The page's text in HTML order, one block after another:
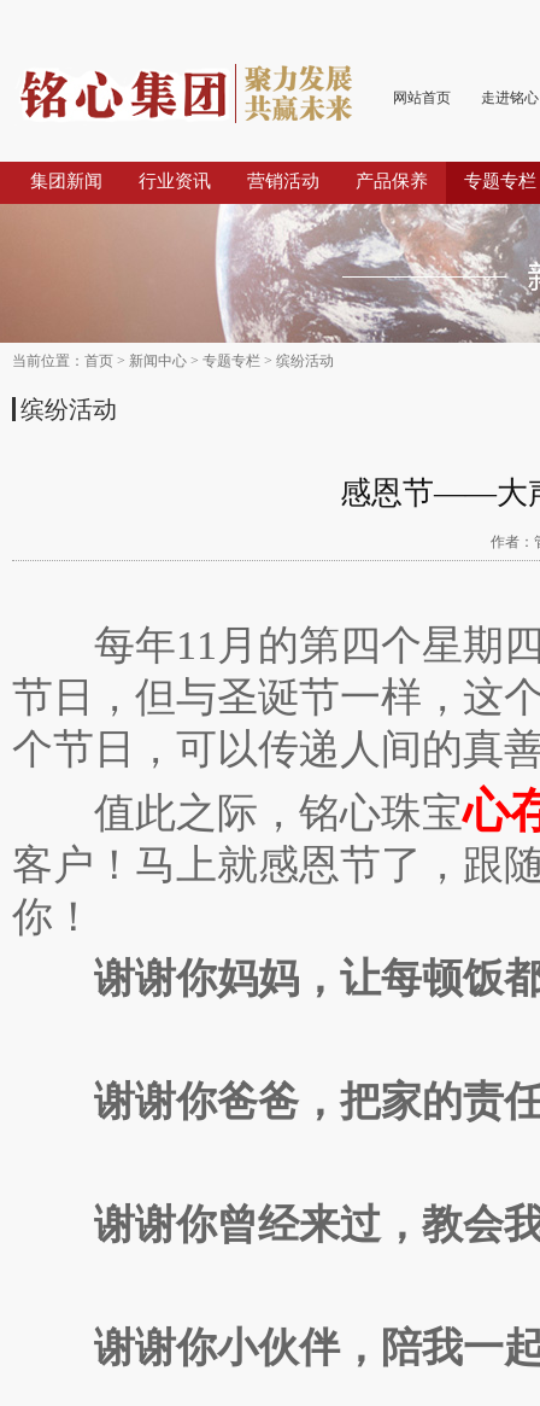
网站首页 走进铭心
集团新闻 行业资讯 营销活动 产品保养 专题专栏
当前位置： 首页 > 新闻中心 > 专题专栏 > 缤纷活动
缤纷活动
感恩节——大
作者：
每年11月的第四个星期四
节日，但与圣诞节一样，这
个节日，可以传递人间的真
值此之际，铭心珠宝心
客户！马上就感恩节了，跟
你！
谢谢你妈妈，让每顿饭
谢谢你爸爸，把家的责任
谢谢你曾经来过，教会
谢谢你小伙伴，陪我一